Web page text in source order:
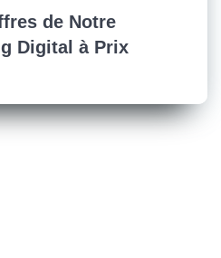
de Notre
Digital à Prix